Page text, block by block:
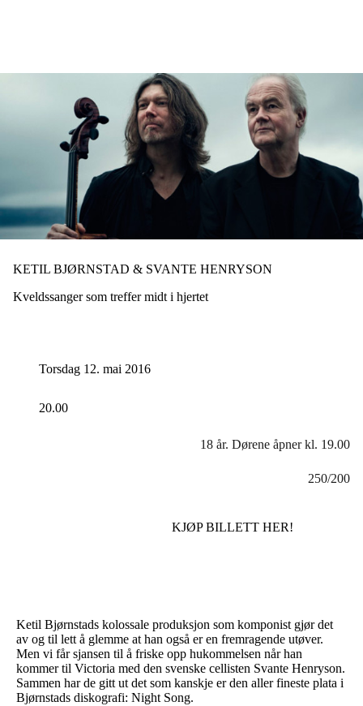
KETIL BJØRNSTAD & SVANTE HENRYSON
Kveldssanger som treffer midt i hjertet
Torsdag 12. mai 2016
20.00
18 år. Dørene åpner kl. 19.00
250/200
KJØP BILLETT HER!
Ketil Bjørnstads kolossale produksjon som komponist gjør det
av og til lett å glemme at han også er en fremragende utøver.
Men vi får sjansen til å friske opp hukommelsen når han
kommer til Victoria med den svenske cellisten Svante Henryson.
Sammen har de gitt ut det som kanskje er den aller fineste plata i
Bjørnstads diskografi: Night Song.